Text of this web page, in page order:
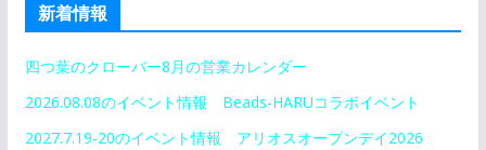
新着情報
四つ葉のクローバー8月の営業カレンダー
2026.08.08のイベント情報 Beads-HARUコラボイベント
2027.7.19-20のイベント情報 アリオスオープンデイ2026